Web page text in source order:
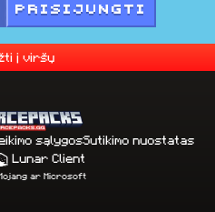
PRISIJUNGTI
į viršų
sąlygosSutikimo nuostatas
Lunar Client
ar Microsoft